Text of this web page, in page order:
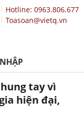
Hotline: 0963.806.677
Toasoan@vietq.vn
tay vì
hiện đại,